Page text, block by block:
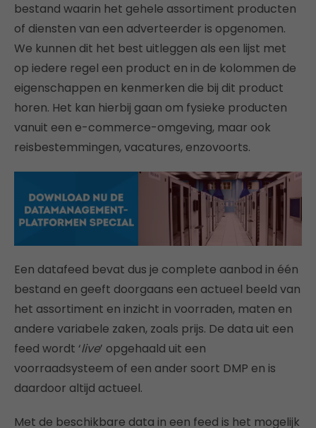
bestand waarin het gehele assortiment producten
of diensten van een adverteerder is opgenomen.
We kunnen dit het best uitleggen als een lijst met
op iedere regel een product en in de kolommen de
eigenschappen en kenmerken die bij dit product
horen. Het kan hierbij gaan om fysieke producten
vanuit een e-commerce-omgeving, maar ook
reisbestemmingen, vacatures, enzovoorts.
Een datafeed bevat dus je complete aanbod in één
bestand en geeft doorgaans een actueel beeld van
het assortiment en inzicht in voorraden, maten en
andere variabele zaken, zoals prijs. De data uit een
feed wordt ‘live’ opgehaald uit een
voorraadsysteem of een ander soort DMP en is
daardoor altijd actueel.
Met de beschikbare data in een feed is het mogelijk